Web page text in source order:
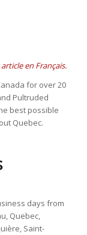
en Français.
for over 20
Pultruded
best possible
Quebec.
days from
Quebec,
Saint-